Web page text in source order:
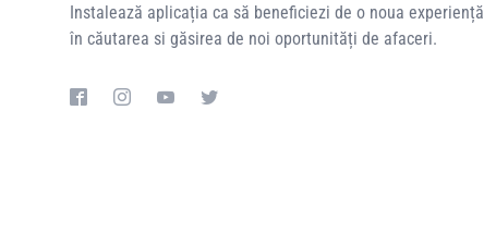
Instalează aplicația ca să beneficiezi de o noua experiență
în căutarea si găsirea de noi oportunități de afaceri.